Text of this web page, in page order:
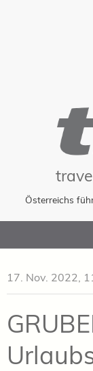
Österreichs
to
17. Nov. 2022,